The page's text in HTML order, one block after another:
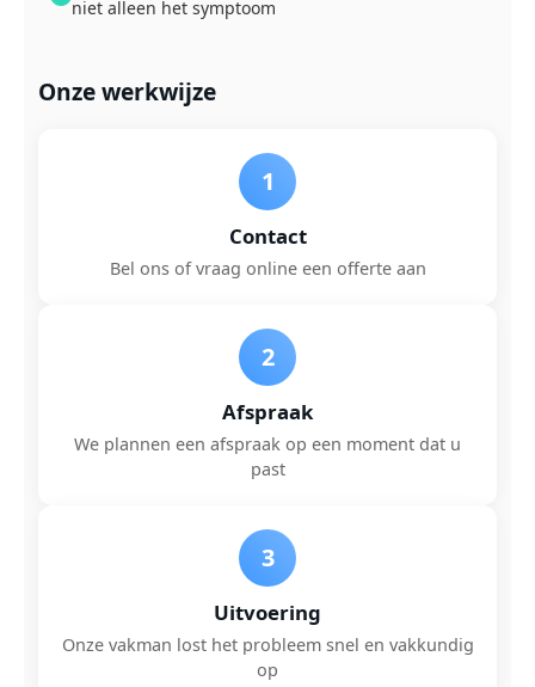
niet alleen het symptoom
Onze werkwijze
1
Contact
Bel ons of vraag online een offerte aan
2
Afspraak
We plannen een afspraak op een moment dat u
past
3
Uitvoering
Onze vakman lost het probleem snel en vakkundig
op